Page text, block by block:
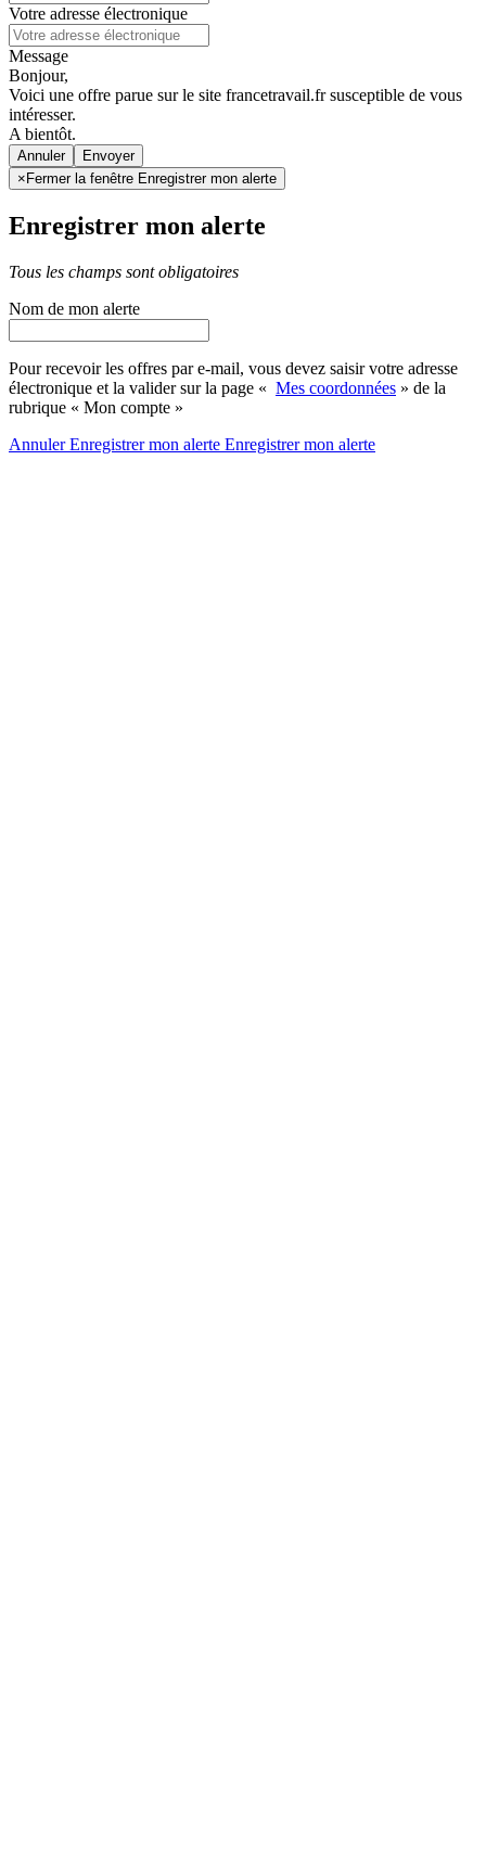
Votre adresse électronique
Message
Bonjour,
Voici une offre parue sur le site francetravail.fr susceptible de vous
intéresser.
A bientôt.
Annuler
× Fermer la fenêtre Enregistrer mon alerte
Enregistrer mon alerte
Tous les champs sont obligatoires
Nom de mon alerte
Pour recevoir les offres par e-mail, vous devez saisir votre adresse
électronique et la valider sur la page « Mes coordonnées » de la
rubrique « Mon compte »
AnnulerEnregistrer mon alerte Enregistrermon alerte